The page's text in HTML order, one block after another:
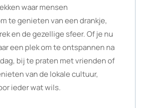
waar mensen
te genieten van een drankje,
en de gezellige sfeer. Of je nu
een plek om te ontspannen na
bij te praten met vrienden of
van de lokale cultuur,
ieder wat wils.